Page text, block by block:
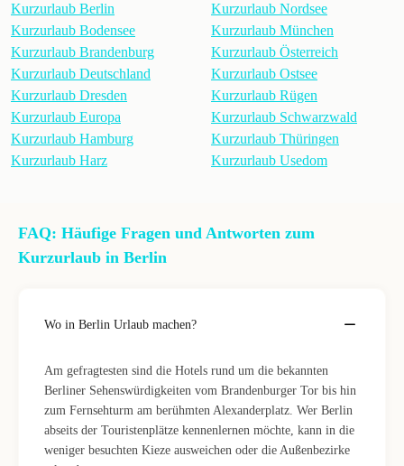
Kurzurlaub Berlin
Kurzurlaub Bodensee
Kurzurlaub Brandenburg
Kurzurlaub Deutschland
Kurzurlaub Dresden
Kurzurlaub Europa
Kurzurlaub Hamburg
Kurzurlaub Harz
Kurzurlaub Nordsee
Kurzurlaub München
Kurzurlaub Österreich
Kurzurlaub Ostsee
Kurzurlaub Rügen
Kurzurlaub Schwarzwald
Kurzurlaub Thüringen
Kurzurlaub Usedom
FAQ: Häufige Fragen und Antworten zum
Kurzurlaub in Berlin
Wo in Berlin Urlaub machen?
Am gefragtesten sind die Hotels rund um die bekannten
Berliner Sehenswürdigkeiten vom Brandenburger Tor bis hin
zum Fernsehturm am berühmten Alexanderplatz. Wer Berlin
abseits der Touristenplätze kennenlernen möchte, kann in die
weniger besuchten Kieze ausweichen oder die Außenbezirke